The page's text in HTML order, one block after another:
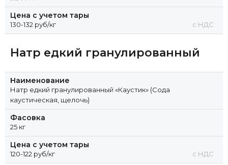
Натр едкий 25% (Сода каустическая, щелочь)
Натр едкий 20% (Сода каустическая, щелочь)
Натр едкий 10% (Сода каустическая, щелочь)
Цена с учетом тары
130-132 руб/кг с НДС
Натр едкий гранулированный
Наименование
Натр едкий гранулированный «Каустик» (Сода
каустическая, щелочь)
Фасовка
25 кг
Цена с учетом тары
120-122 руб/кг с НДС